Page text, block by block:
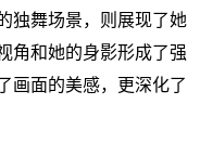
独舞场景，则展现了她
角和她的身影形成了强
画面的美感，更深化了